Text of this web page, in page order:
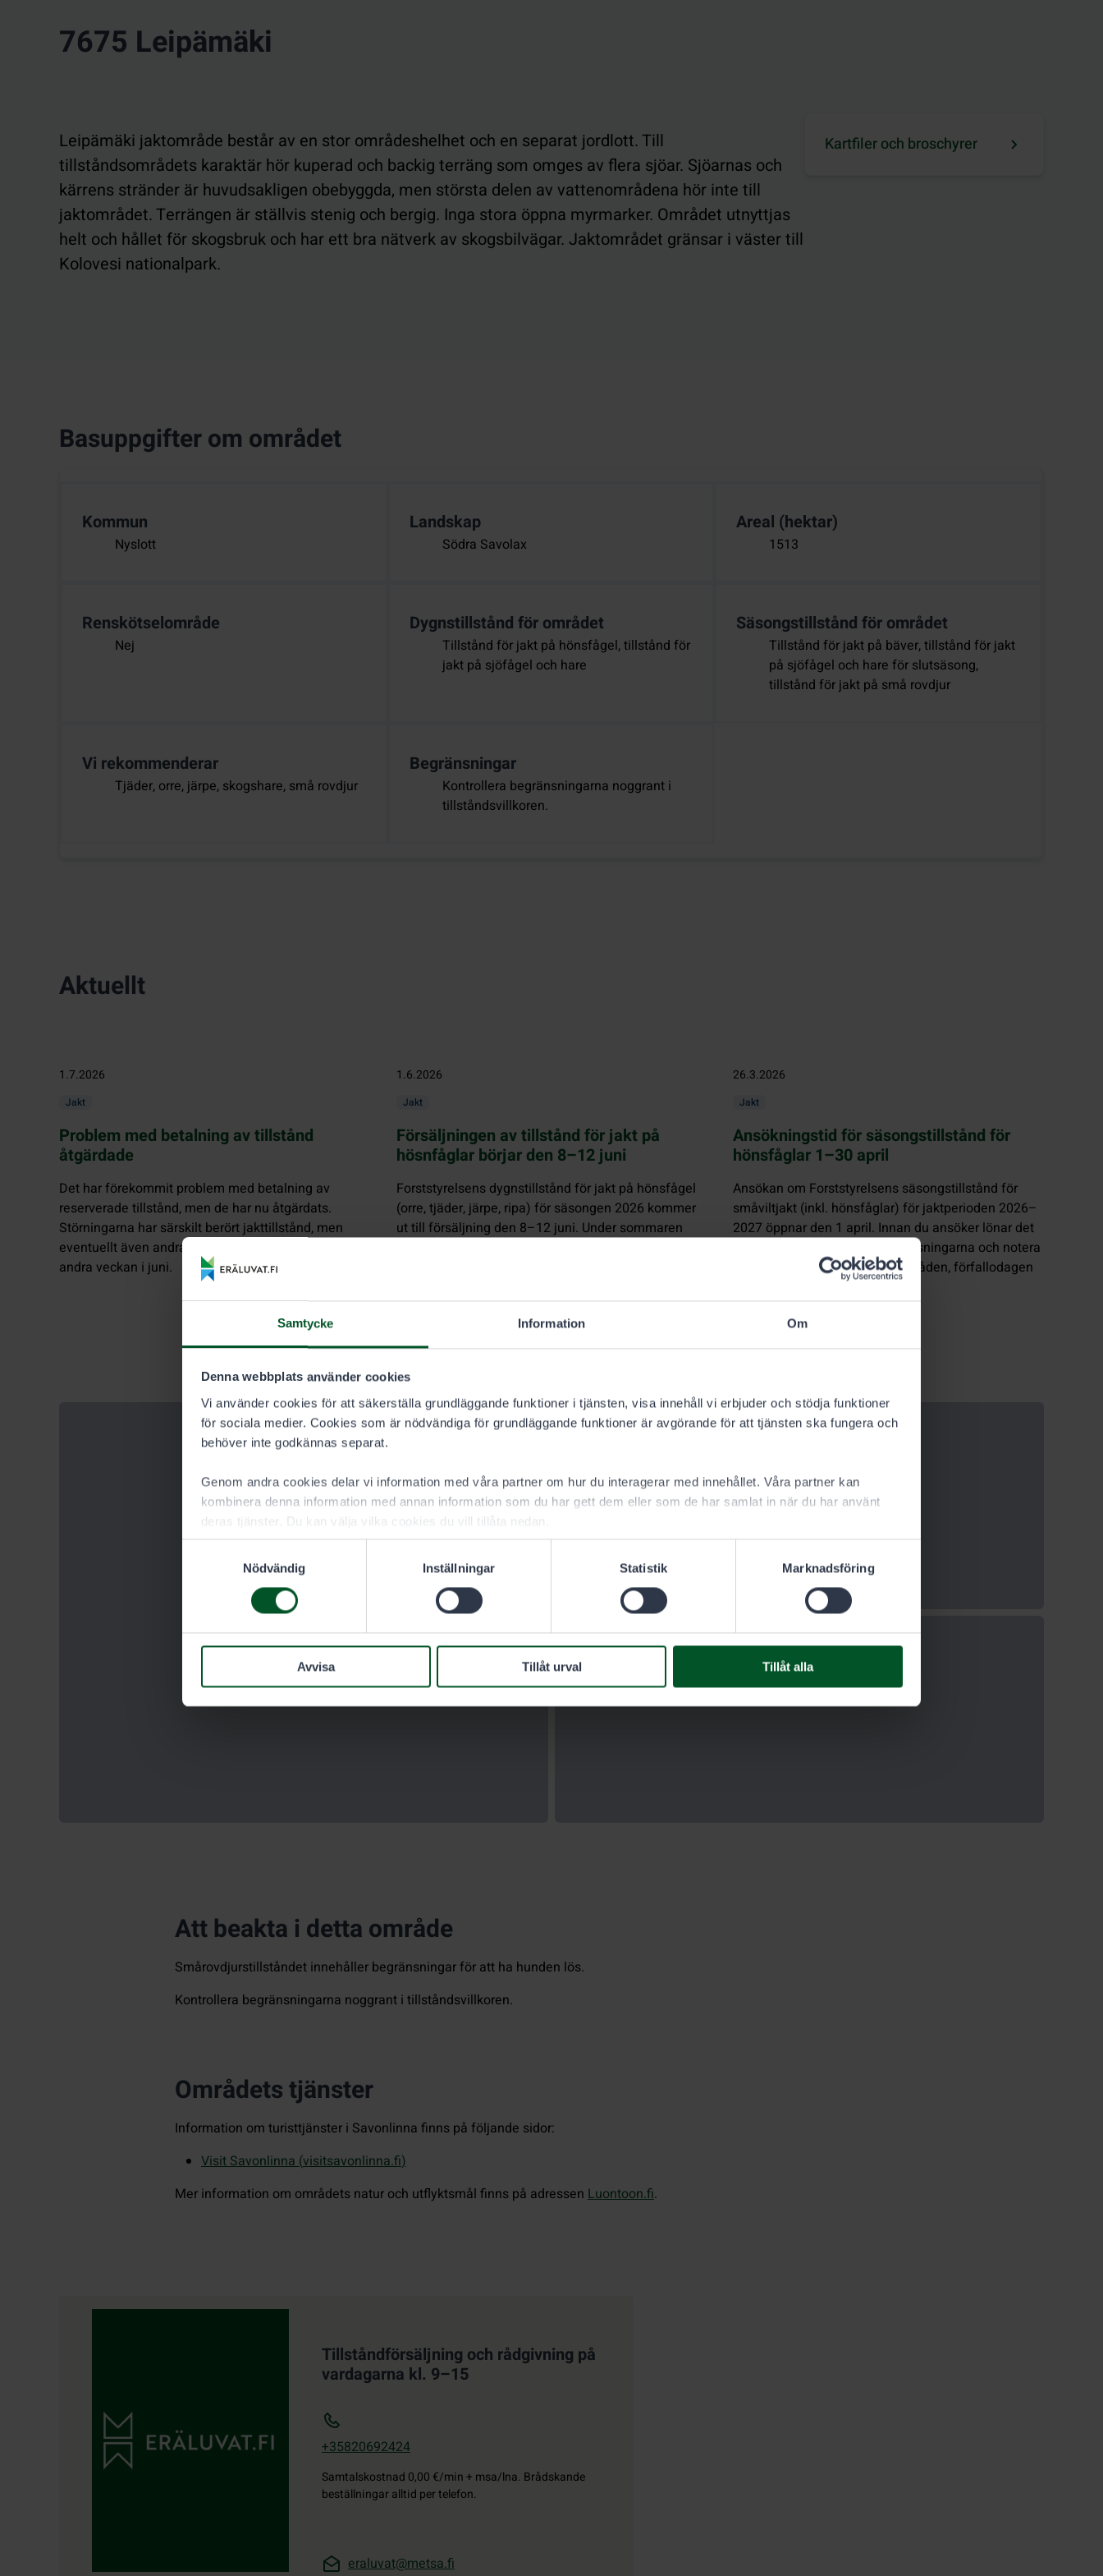
Samtycke Information Om
Denna webbplats använder cookies
Vi använder cookies för att säkerställa grundläggande funktioner i tjänsten, visa innehåll vi erbjuder och stödja funktioner
för sociala medier. Cookies som är nödvändiga för grundläggande funktioner är avgörande för att tjänsten ska fungera och
behöver inte godkännas separat.
Genom andra cookies delar vi information med våra partner om hur du interagerar med innehållet. Våra partner kan
kombinera denna information med annan information som du har gett dem eller som de har samlat in när du har använt
deras tjänster. Du kan välja vilka cookies du vill tillåta nedan.
Nödvändig
Inställningar Statistik Marknadsföring
Avvisa Tillåt urval Tillåt alla
7675 Leipämäki
Leipämäki jaktområde består av en stor områdeshelhet och en separat jordlott. Till
tillståndsområdets karaktär hör kuperad och backig terräng som omges av flera sjöar. Sjöarnas och
kärrens stränder är huvudsakligen obebyggda, men största delen av vattenområdena hör inte till
jaktområdet. Terrängen är ställvis stenig och bergig. Inga stora öppna myrmarker. Området utnyttjas
helt och hållet för skogsbruk och har ett bra nätverk av skogsbilvägar. Jaktområdet gränsar i väster till
Kolovesi nationalpark.
Kartfiler och broschyrer
Basuppgifter om området
Kommun
Nyslott
Landskap
Södra Savolax
Areal (hektar)
1513
Renskötselområde
Nej
Dygnstillstånd för området
Tillstånd för jakt på hönsfågel, tillstånd för
jakt på sjöfågel och hare
Säsongstillstånd för området
Tillstånd för jakt på bäver, tillstånd för jakt
på sjöfågel och hare för slutsäsong,
tillstånd för jakt på små rovdjur
Vi rekommenderar
Tjäder, orre, järpe, skogshare, små rovdjur
Begränsningar
Kontrollera begränsningarna noggrant i
tillståndsvillkoren.
Aktuellt
1.7.2026
Jakt
Problem med betalning av tillstånd
åtgärdade
Det har förekommit problem med betalning av
reserverade tillstånd, men de har nu åtgärdats.
Störningarna har särskilt berört jakttillstånd, men
eventuellt även andra tillstånd som köpts under den
andra veckan i juni.
1.6.2026
Jakt
Försäljningen av tillstånd för jakt på
hösnfåglar börjar den 8–12 juni
Forststyrelsens dygnstillstånd för jakt på hönsfågel
(orre, tjäder, järpe, ripa) för säsongen 2026 kommer
ut till försäljning den 8–12 juni. Under sommaren
26.3.2026
Jakt
Ansökningstid för säsongstillstånd för
hönsfåglar 1–30 april
Ansökan om Forststyrelsens säsongstillstånd för
småviltjakt (inkl. hönsfåglar) för jaktperioden 2026–
2027 öppnar den 1 april. Innan du ansöker lönar det
sig att repetera ansökningsanvisningarna och notera
ändringar som gäller priser, områden, förfallodagen
och pappersblanketter.
Att beakta i detta område
Smårovdjurstillståndet innehåller begränsningar för att ha hunden lös.
Kontrollera begränsningarna noggrant i tillståndsvillkoren.
Områdets tjänster
Information om turisttjänster i Savonlinna finns på följande sidor:
Visit Savonlinna (visitsavonlinna.fi)
Mer information om områdets natur och utflyktsmål finns på adressen Luontoon.fi.
Tillståndförsäljning och rådgivning på
vardagarna kl. 9–15
+35820692424
Samtalskostnad 0,00 €/min + msa/lna. Brådskande
beställningar alltid per telefon.
eraluvat@metsa.fi